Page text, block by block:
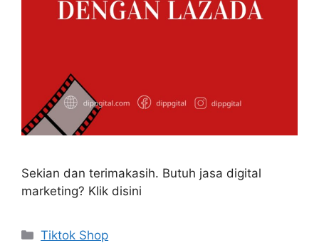
Sekian dan terimakasih. Butuh jasa digital
marketing? Klik disini
Tiktok Shop